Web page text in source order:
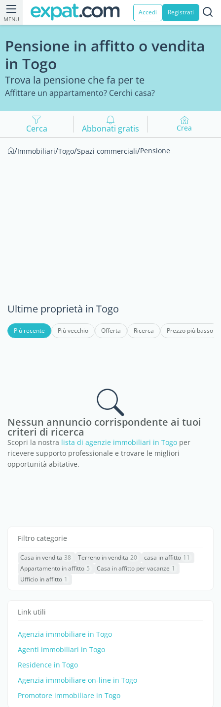
MENU
Accedi Registrati
Pensione in affitto o vendita
in Togo
Trova la pensione che fa per te
Affittare un appartamento? Cerchi casa?
Cerca Abbonati gratis Crea
/Immobiliari/Togo/Spazi commerciali/Pensione
Ultime proprietà in Togo
Più recente Più vecchio Offerta Ricerca Prezzo più basso
Nessun annuncio corrispondente ai tuoi
criteri di ricerca
Scopri la nostra lista di agenzie immobiliari in Togo per
ricevere supporto professionale e trovare le migliori
opportunità abitative.
Filtro categorie
Casa in vendita 38 Terreno in vendita 20 casa in affitto 11
Appartamento in affitto 5 Casa in affitto per vacanze 1
Ufficio in affitto 1
Link utili
Agenzia immobiliare in Togo
Agenti immobiliari in Togo
Residence in Togo
Agenzia immobiliare on-line in Togo
Promotore immobiliare in Togo